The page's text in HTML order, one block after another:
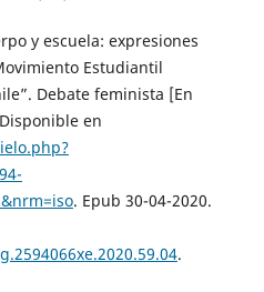
y escuela: expresiones
Estudiantil
Debate feminista [En
en
. Epub 30-04-2020.
.